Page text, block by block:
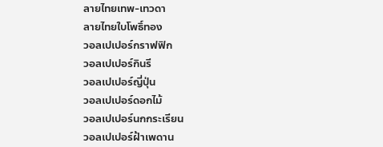
ลายไทยเทพ-เทวดา
ลายไทยใบโพธิ์ทอง
วอลเปเปอร์กราฟฟิก
วอลเปเปอร์กินรี
วอลเปเปอร์ญี่ปุ่น
วอลเปเปอร์ดอกไม้
วอลเปเปอร์นกกระเรียน
วอลเปเปอร์ฝ้าเพดาน